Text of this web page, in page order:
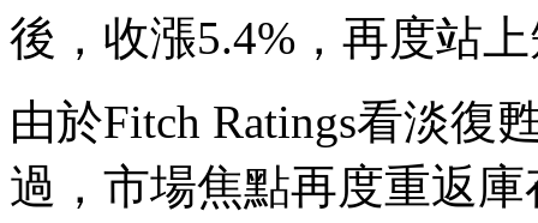
後，收漲5.4%，再度站
由於Fitch Ratings看淡復
過，市場焦點再度重返